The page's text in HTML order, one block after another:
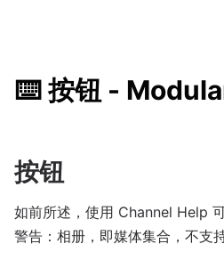
⌨️按钮 -
按钮
如前所述，使用 Channel Help
警告：相册，即媒体集合，不支持